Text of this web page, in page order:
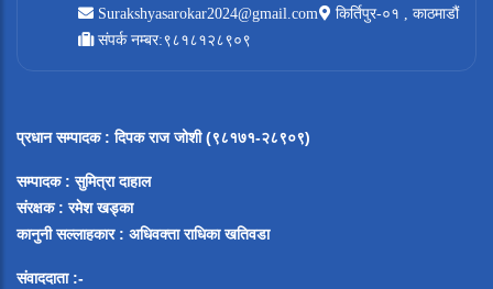
Surakshyasarokar2024@gmail.com
किर्तिपुर-०१ , काठमाडौं
संपर्क नम्बर:९८१८१२८९०९
प्रधान सम्पादक: दिपक राज जोशी (९८१७१-२८९०९)
सम्पादक : सुमित्रा दाहाल
संरक्षक : रमेश खड्का
कानुनी सल्लाहकार : अधिवक्ता राधिका खतिवडा
संवाददाता :-